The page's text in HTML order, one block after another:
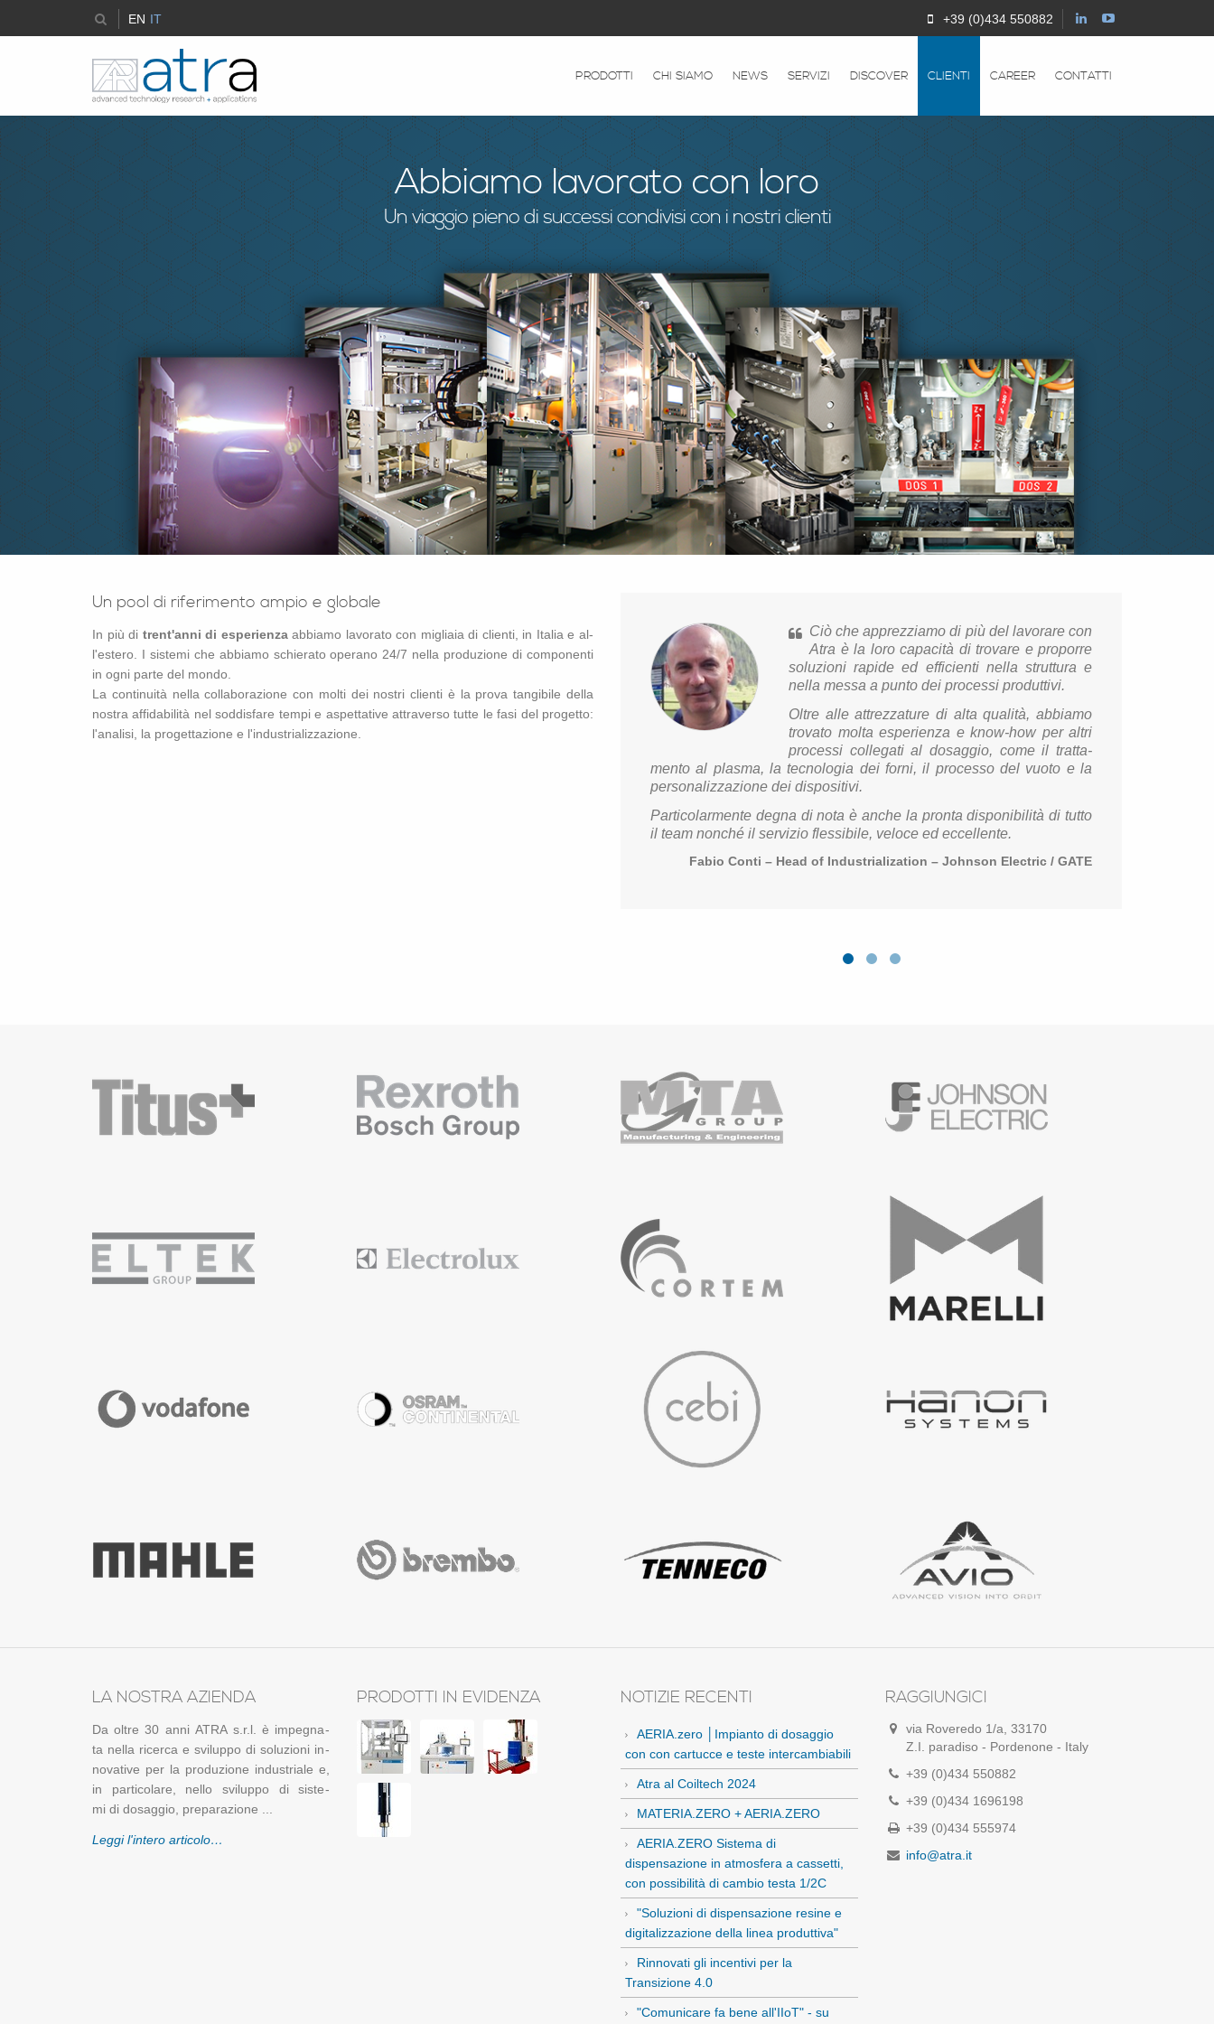
EN IT +39 (0)434 550882
PRODOTTI CHI SIAMO NEWS SERVIZI DISCOVER CLIENTI CAREER CONTATTI
Abbiamo lavorato con loro
Un viaggio pieno di successi condivisi con i nostri clienti
Un pool di ri­fe­ri­men­to ampio e glo­ba­le
In più di tren­t'an­ni di espe­rien­zaab­bia­mo la­vo­ra­to con mi­glia­ia di clien­ti, in Ita­lia e al­
l'e­ste­ro. I si­ste­mi che ab­bia­mo schie­ra­to ope­ra­no 24/7 nella pro­du­zio­ne di com­po­nen­ti
in ogni parte del mondo.
La con­ti­nui­tà nella col­la­bo­ra­zio­ne con molti dei no­stri clien­ti è la prova tan­gi­bi­le della
no­stra af­fi­da­bi­li­tà nel sod­di­sfa­re tempi e aspet­ta­ti­ve at­tra­ver­so tutte le fasi del pro­get­to:
l'a­na­li­si, la pro­get­ta­zio­ne e l'in­du­stria­liz­za­zio­ne.
Ciò che ap­prez­zia­mo di più del la­vo­ra­re con
Atra è la loro ca­pa­ci­tà di tro­va­re e pro­por­re
so­lu­zio­ni ra­pi­de ed ef­fi­cien­ti nella strut­tu­ra e
nella messa a punto dei pro­ces­si pro­dut­ti­vi.
Oltre alle at­trez­za­tu­re di alta qua­li­tà, ab­bia­mo
tro­va­to molta espe­rien­za e know-how per altri
pro­ces­si col­le­ga­ti al do­sag­gio, come il trat­ta­
men­to al pla­sma, la tec­no­lo­gia dei forni, il pro­ces­so del vuoto e la
per­so­na­liz­za­zio­ne dei di­spo­si­ti­vi.
Par­ti­co­lar­men­te degna di nota è anche la pron­ta di­spo­ni­bi­li­tà di tutto
il team non­ché il ser­vi­zio fles­si­bi­le, ve­lo­ce ed ec­cel­len­te.
Fabio Conti – Head of In­du­stria­li­za­tion – John­son Elec­tric / GATE
LA NO­STRA AZIEN­DA
Da oltre 30 anni ATRA s.r.l. è im­pe­gna­
ta nella ri­cer­ca e svi­lup­po di so­lu­zio­ni in­
no­va­ti­ve per la pro­du­zio­ne in­du­stria­le e,
in par­ti­co­la­re, nello svi­lup­po di si­ste­
mi di do­sag­gio, pre­pa­ra­zio­ne ...
Leggi l'in­te­ro ar­ti­co­lo…
PRODOTTI IN EVIDENZA NOTIZIE RECENTI
AERIA.zero │Impianto di dosaggio
con con cartucce e teste intercambiabili
Atra al Coiltech 2024
MATERIA.ZERO + AERIA.ZERO
AERIA.ZERO Sistema di
dispensazione in atmosfera a cassetti,
con possibilità di cambio testa 1/2C
"Soluzioni di dispensazione resine e
digitalizzazione della linea produttiva"
Rinnovati gli incentivi per la
Transizione 4.0
"Comunicare fa bene all'IIoT" - su
RAGGIUNGICI
via Roveredo 1/a, 33170
Z.I. paradiso - Pordenone - Italy
+39 (0)434 550882
+39 (0)434 1696198
+39 (0)434 555974
info@atra.it